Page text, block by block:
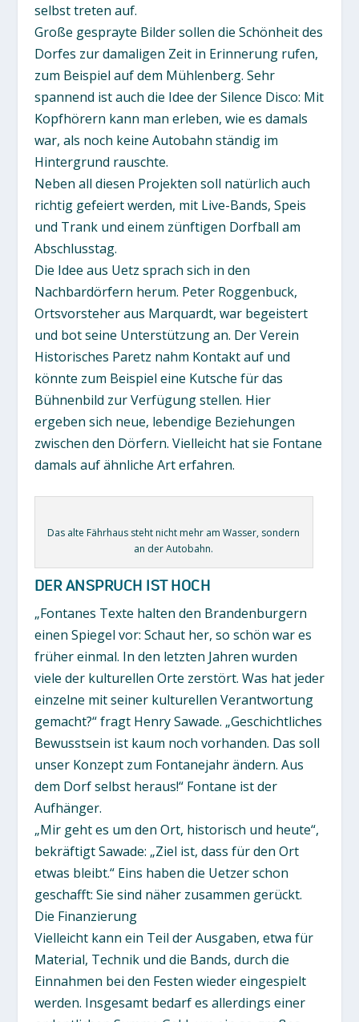
selbst treten auf.
Große gesprayte Bilder sollen die Schönheit des
Dorfes zur damaligen Zeit in Erinnerung rufen,
zum Beispiel auf dem Mühlenberg. Sehr
spannend ist auch die Idee der Silence Disco: Mit
Kopfhörern kann man erleben, wie es damals
war, als noch keine Autobahn ständig im
Hintergrund rauschte.
Neben all diesen Projekten soll natürlich auch
richtig gefeiert werden, mit Live-Bands, Speis
und Trank und einem zünftigen Dorfball am
Abschlusstag.
Die Idee aus Uetz sprach sich in den
Nachbardörfern herum. Peter Roggenbuck,
Ortsvorsteher aus Marquardt, war begeistert
und bot seine Unterstützung an. Der Verein
Historisches Paretz nahm Kontakt auf und
könnte zum Beispiel eine Kutsche für das
Bühnenbild zur Verfügung stellen. Hier
ergeben sich neue, lebendige Beziehungen
zwischen den Dörfern. Vielleicht hat sie Fontane
damals auf ähnliche Art erfahren.
Das alte Fährhaus steht nicht mehr am Wasser, sondern
an der Autobahn.
DER ANSPRUCH IST HOCH
„Fontanes Texte halten den Brandenburgern
einen Spiegel vor: Schaut her, so schön war es
früher einmal. In den letzten Jahren wurden
viele der kulturellen Orte zerstört. Was hat jeder
einzelne mit seiner kulturellen Verantwortung
gemacht?“ fragt Henry Sawade. „Geschichtliches
Bewusstsein ist kaum noch vorhanden. Das soll
unser Konzept zum Fontanejahr ändern. Aus
dem Dorf selbst heraus!“ Fontane ist der
Aufhänger.
„Mir geht es um den Ort, historisch und heute“,
bekräftigt Sawade: „Ziel ist, dass für den Ort
etwas bleibt.“ Eins haben die Uetzer schon
geschafft: Sie sind näher zusammen gerückt.
Die Finanzierung
Vielleicht kann ein Teil der Ausgaben, etwa für
Material, Technik und die Bands, durch die
Einnahmen bei den Festen wieder eingespielt
werden. Insgesamt bedarf es allerdings einer